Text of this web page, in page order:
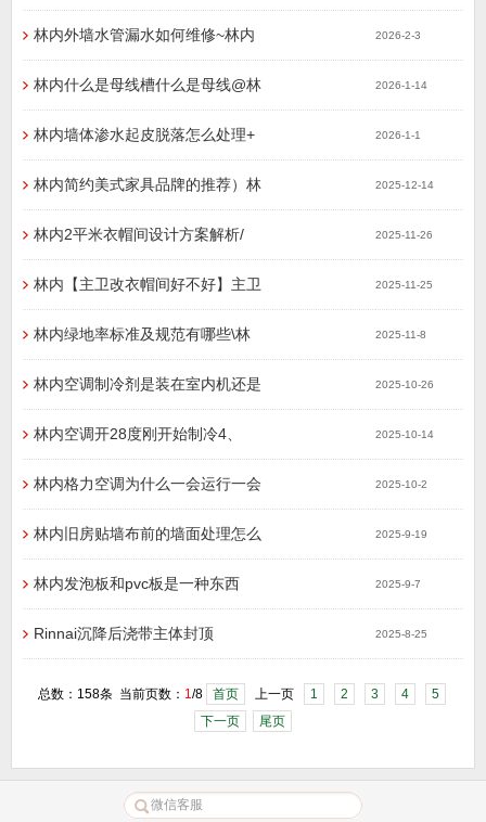
林内外墙水管漏水如何维修~林内 2026-2-3
林内什么是母线槽什么是母线@林 2026-1-14
林内墙体渗水起皮脱落怎么处理+ 2026-1-1
林内简约美式家具品牌的推荐）林 2025-12-14
林内2平米衣帽间设计方案解析/ 2025-11-26
林内【主卫改衣帽间好不好】主卫 2025-11-25
林内绿地率标准及规范有哪些\林 2025-11-8
林内空调制冷剂是装在室内机还是 2025-10-26
林内空调开28度刚开始制冷4、 2025-10-14
林内格力空调为什么一会运行一会 2025-10-2
林内旧房贴墙布前的墙面处理怎么 2025-9-19
林内发泡板和pvc板是一种东西 2025-9-7
Rinnai沉降后浇带主体封顶 2025-8-25
总数：158条 当前页数： 1/8 首页 上一页 1 2 3 4
5
下一页
尾页